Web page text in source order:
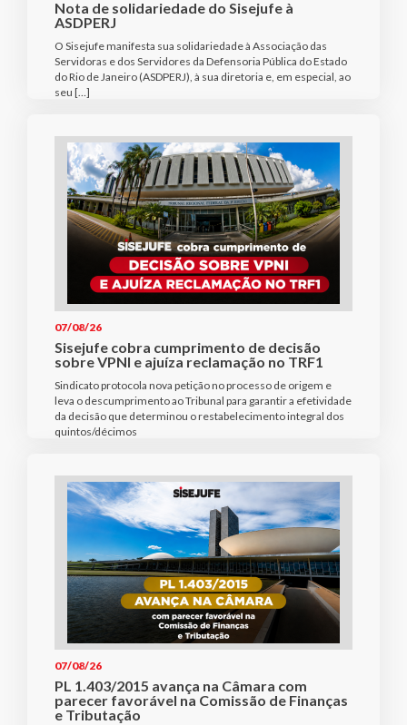
Nota de solidariedade do Sisejufe à
ASDPERJ
O Sisejufe manifesta sua solidariedade à Associação das
Servidoras e dos Servidores da Defensoria Pública do Estado
do Rio de Janeiro (ASDPERJ), à sua diretoria e, em especial, ao
seu […]
07/08/26
Sisejufe cobra cumprimento de decisão
sobre VPNI e ajuíza reclamação no TRF1
Sindicato protocola nova petição no processo de origem e
leva o descumprimento ao Tribunal para garantir a efetividade
da decisão que determinou o restabelecimento integral dos
quintos/décimos
07/08/26
PL 1.403/2015 avança na Câmara com
parecer favorável na Comissão de Finanças
e Tributação